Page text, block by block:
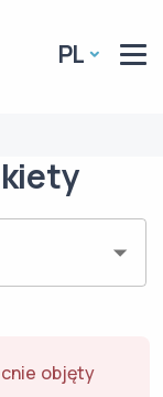
PL
objęty